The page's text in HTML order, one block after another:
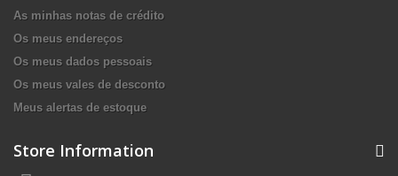
As minhas notas de crédito
Os meus endereços
Os meus dados pessoais
Os meus vales de desconto
Meus alertas de estoque
Store Information